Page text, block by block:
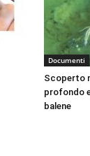
Documenti
Scoperto
profondo
balene